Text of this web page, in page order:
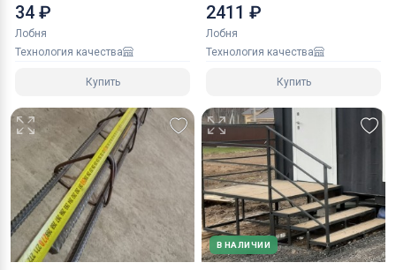
34 ₽
Лобня
Технология качества
Купить
2411 ₽
Лобня
Технология качества
Купить
В НАЛИЧИИ